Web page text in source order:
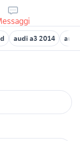
audi a3 2014 audi